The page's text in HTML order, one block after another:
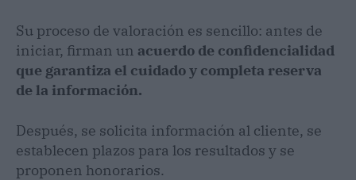
Su proceso de valoración es sencillo: antes de
iniciar, firman un acuerdo de confidencialidad
que garantiza el cuidado y completa reserva
de la información.
Después, se solicita información al cliente, se
establecen plazos para los resultados y se
proponen honorarios.